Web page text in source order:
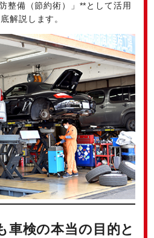
整備（節約術）」**として活用
解説します。
車検の本当の目的と